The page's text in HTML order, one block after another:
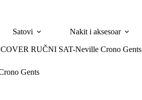
Satovi Nakit i aksesoar
COVER RUČNI SAT-Neville Crono Gents